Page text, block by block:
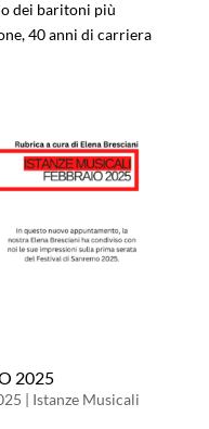
dei baritoni più
40 anni di carriera
2025
| Istanze Musicali